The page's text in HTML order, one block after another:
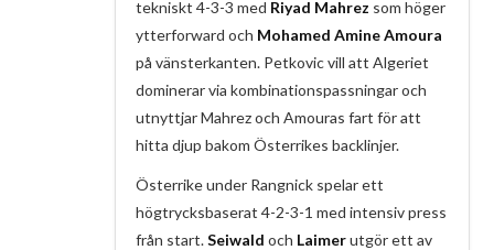
tekniskt 4-3-3 med Riyad Mahrez som höger
ytterforward och Mohamed Amine Amoura
på vänsterkanten. Petkovic vill att Algeriet
dominerar via kombinationspassningar och
utnyttjar Mahrez och Amouras fart för att
hitta djup bakom Österrikes backlinjer.
Österrike under Rangnick spelar ett
högtrycksbaserat 4-2-3-1 med intensiv press
från start.Seiwald och Laimerutgör ett av